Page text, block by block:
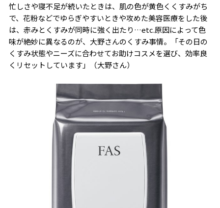
忙しさや寝不足が続いたときは、肌の色が黄色くくすみがち
で、花粉などでゆらぎやすいときや攻めた美容医療をした後
は、赤みとくすみが同時に強く出たり…etc.原因によって色
味が絶妙に異なるのが、大野さんのくすみ事情。「その日の
くすみ状態やニーズに合わせてお助けコスメを選び、効率良
くリセットしています」（大野さん）